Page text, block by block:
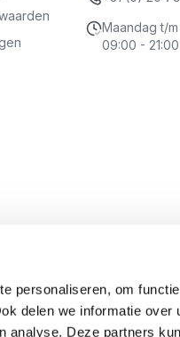
personaliseren, om
delen we informatie over
analyse. Deze partners
Maandag t/
09:00 - 21:00